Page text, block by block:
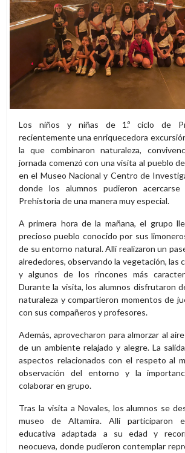
Los niños y niñas de 1.º ciclo de
recientemente una enriquecedora
la que combinaron naturaleza,
jornada comenzó con una visita al pueblo de
en el Museo Nacional y Centro de
donde los alumnos pudieron
Prehistoria de una manera muy especial.
A primera hora de la mañana, el grupo
precioso pueblo conocido por sus
de su entorno natural. Allí realizaron un
alrededores, observando la vegetación, las
y algunos de los rincones más
Durante la visita, los alumnos disfrutaron
naturaleza y compartieron momentos de
con sus compañeros y profesores.
Además, aprovecharon para almorzar al
de un ambiente relajado y alegre. La
aspectos relacionados con el respeto al
observación del entorno y la
colaborar en grupo.
Tras la visita a Novales, los alumnos se
museo de Altamira. Allí participaron
educativa adaptada a su edad y
neocueva, donde pudieron contemplar